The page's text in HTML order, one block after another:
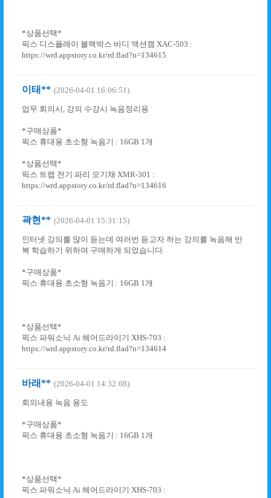
*상품선택*
픽스 디스플레이 블랙박스 바디 액션캠 XAC-503 :
https://wrd.appstory.co.kr/rd.flad?n=134615
이태** (2026-04-01 16:06:51)
업무 회의시, 강의 수강시 녹음정리용
*구매상품*
픽스 휴대용 초소형 녹음기 : 16GB 1개
*상품선택*
픽스 트랩 전기 파리 모기채 XMR-301 :
https://wrd.appstory.co.kr/rd.flad?n=134616
곽현** (2026-04-01 15:31:15)
인터넷 강의를 많이 듣는데 여러번 듣고자 하는 강의를 녹음해 반
복 학습하기 위하여 구매하게 되었습니다.
*구매상품*
픽스 휴대용 초소형 녹음기 : 16GB 1개
*상품선택*
픽스 파워소닉 Ai 헤어드라이기 XHS-703 :
https://wrd.appstory.co.kr/rd.flad?n=134614
바래** (2026-04-01 14:32:08)
회의내용 녹음 용도
*구매상품*
픽스 휴대용 초소형 녹음기 : 16GB 1개
*상품선택*
픽스 파워소닉 Ai 헤어드라이기 XHS-703 :